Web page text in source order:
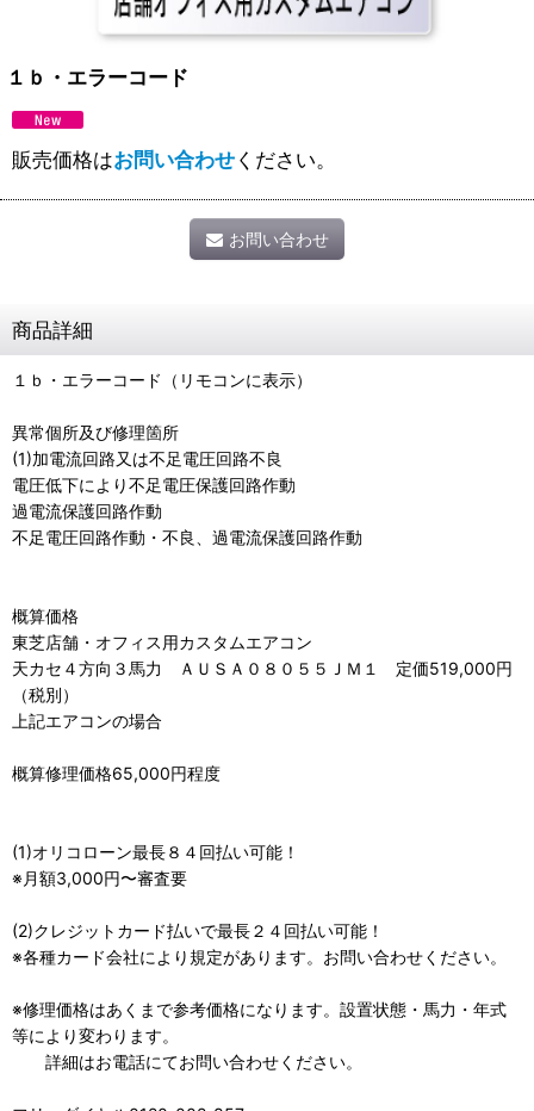
１ｂ・エラーコード
販売価格はお問い合わせください。
お問い合わせ
商品詳細
１ｂ・エラーコード（リモコンに表示）
異常個所及び修理箇所
(1)加電流回路又は不足電圧回路不良
電圧低下により不足電圧保護回路作動
過電流保護回路作動
不足電圧回路作動・不良、過電流保護回路作動
概算価格
東芝店舗・オフィス用カスタムエアコン
天カセ４方向３馬力 ＡＵＳＡ０８０５５ＪＭ１ 定価519,000円
（税別）
上記エアコンの場合
概算修理価格65,000円程度
(1)オリコローン最長８４回払い可能！
※月額3,000円〜審査要
(2)クレジットカード払いで最長２４回払い可能！
※各種カード会社により規定があります。お問い合わせください。
※修理価格はあくまで参考価格になります。設置状態・馬力・年式
等により変わります。
詳細はお電話にてお問い合わせください。